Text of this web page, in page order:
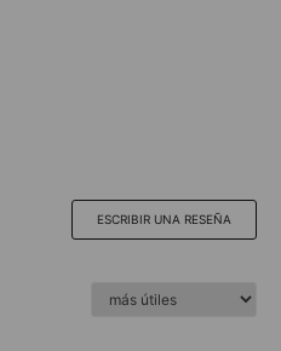
ESCRIBIR UNA RESEÑA